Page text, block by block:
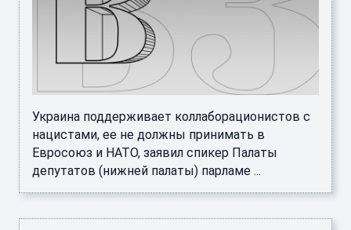
Украина поддерживает коллаборационистов с
нацистами, ее не должны принимать в
Евросоюз и НАТО, заявил спикер Палаты
депутатов (нижней палаты) парламе ...